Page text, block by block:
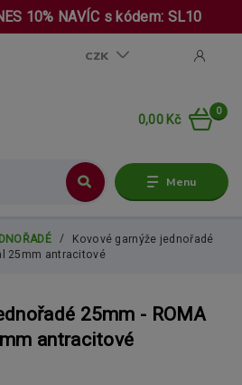
10% NAVÍC s kódem: SL10
Menu
CZK
0
0,00 Kč
Kovové garnýže jednořadé
25mm antracitové
25mm - ROMA
antracitové